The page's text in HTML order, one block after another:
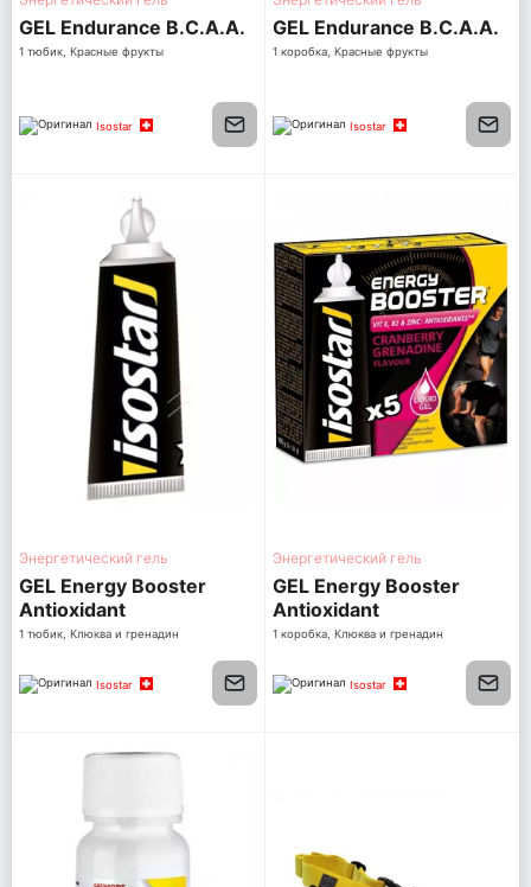
GEL Endurance B.C.A.A.
1 тюбик, Красные фрукты
Isostar
GEL Endurance B.C.A.A.
1 коробка, Красные фрукты
Isostar
Энергетический гель
GEL Energy Booster
Antioxidant
1 тюбик, Клюква и гренадин
Isostar
Энергетический гель
GEL Energy Booster
Antioxidant
1 коробка, Клюква и гренадин
Isostar